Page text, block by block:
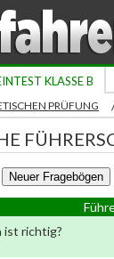
KLASSE B
PRÜFUNG
ist richtig?